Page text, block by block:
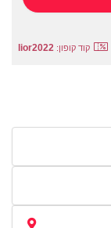
קוד קופון: lior2022